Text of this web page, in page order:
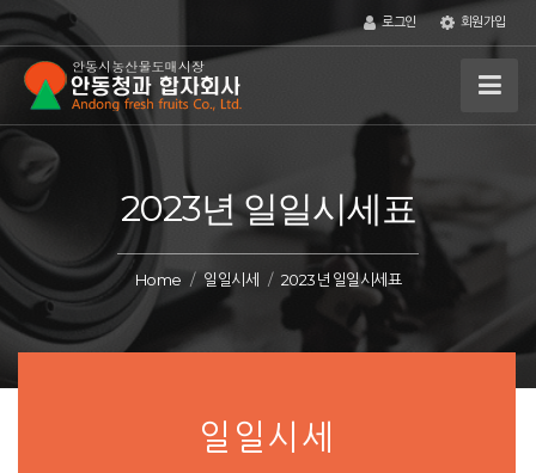
로그인 회원가입
2023년 일일시세표
Home 일일시세 2023년 일일시세표
일일시세